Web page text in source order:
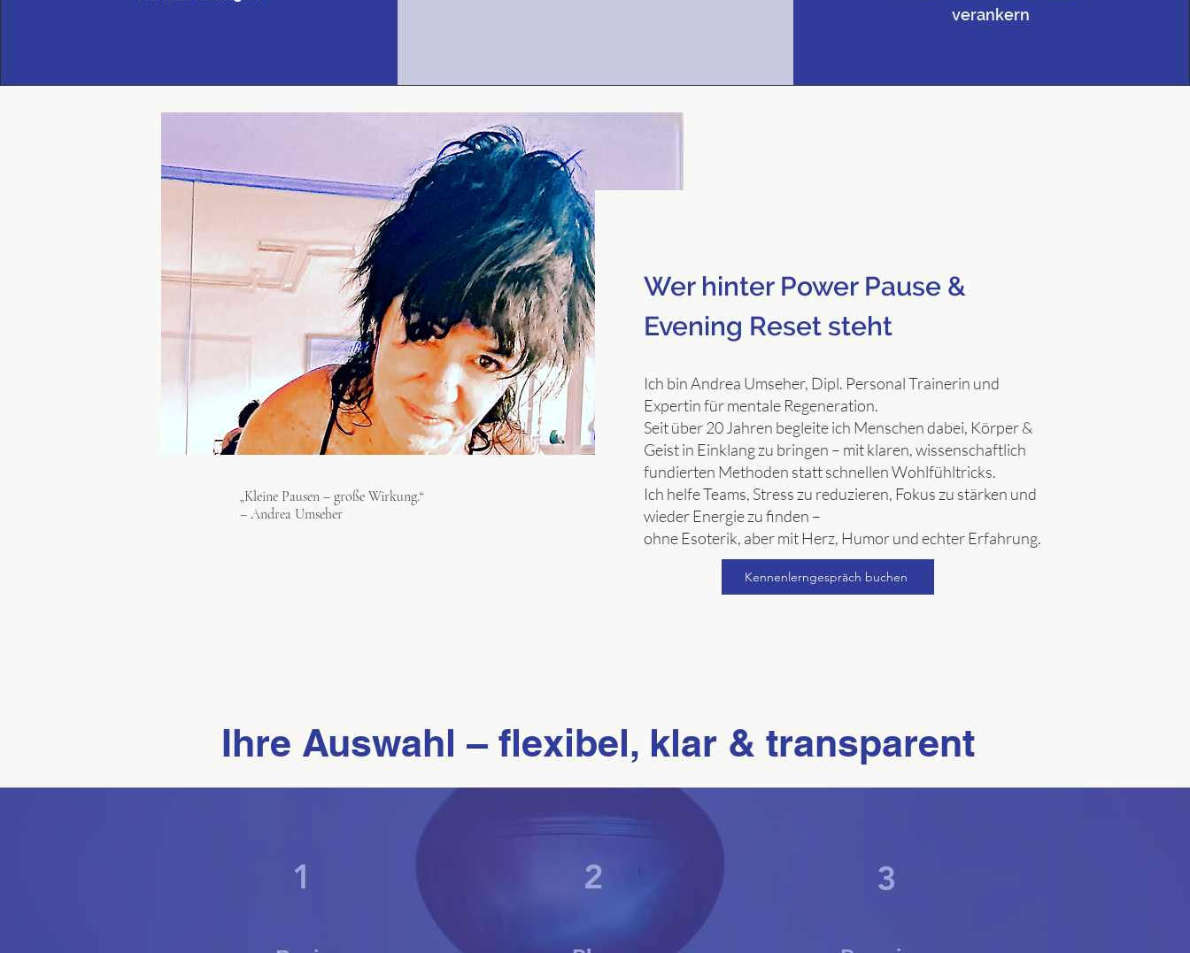
verankern
„Kleine Pausen – große Wirkung.“
– Andrea Umseher
Wer hinter Power Pause &
Evening Reset steht
Ich bin Andrea Umseher, Dipl. Personal Trainerin und
Expertin für mentale Regeneration.
Seit über 20 Jahren begleite ich Menschen dabei, Körper &
Geist in Einklang zu bringen – mit klaren, wissenschaftlich
fundierten Methoden statt schnellen Wohlfühltricks.
Ich helfe Teams, Stress zu reduzieren, Fokus zu stärken und
wieder Energie zu finden –
ohne Esoterik, aber mit Herz, Humor und echter Erfahrung.
Kennenlerngespräch buchen
Ihre Auswahl – flexibel, klar & transparent
1 2 3